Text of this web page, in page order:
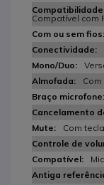
Compatível com
Com